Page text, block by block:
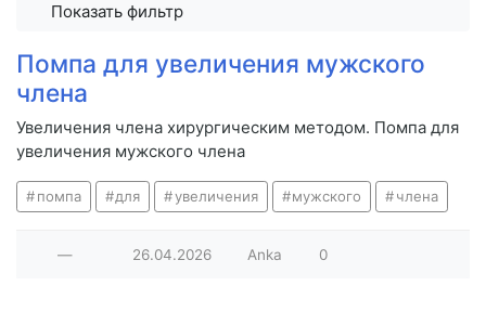
Показать фильтр
Помпа для увеличения мужского
члена
Увеличения члена хирургическим методом. Помпа для
увеличения мужского члена
помпа для увеличения мужского члена
— 26.04.2026 Anka 0